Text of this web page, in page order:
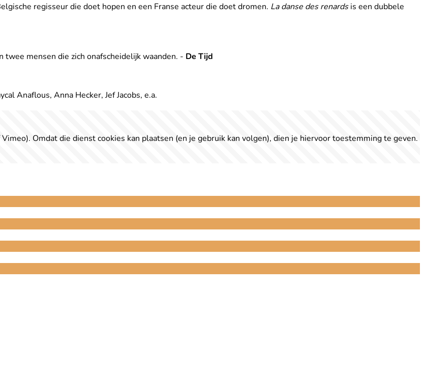
regisseur die doet hopen en een Franse acteur die doet dromen. La danse des renardsis een dubbele
mensen die zich onafscheidelijk waanden. - De Tijd
Anaflous, Anna Hecker, Jef Jacobs, e.a.
Omdat die dienst cookies kan plaatsen (en je gebruik kan volgen), dien je hiervoor toestemming te geven.